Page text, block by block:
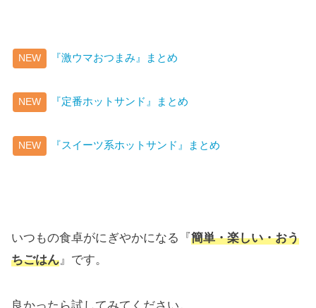
NEW 『激ウマおつまみ』まとめ
NEW 『定番ホットサンド』まとめ
NEW 『スイーツ系ホットサンド』まとめ
いつもの食卓がにぎやかになる『簡単・楽しい・おう
ちごはん』です。